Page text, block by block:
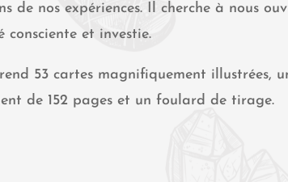
de nos expériences. Il cherche à nous
consciente et investie.
53 cartes magnifiquement illustrées,
de 152 pages et un foulard de tirage.